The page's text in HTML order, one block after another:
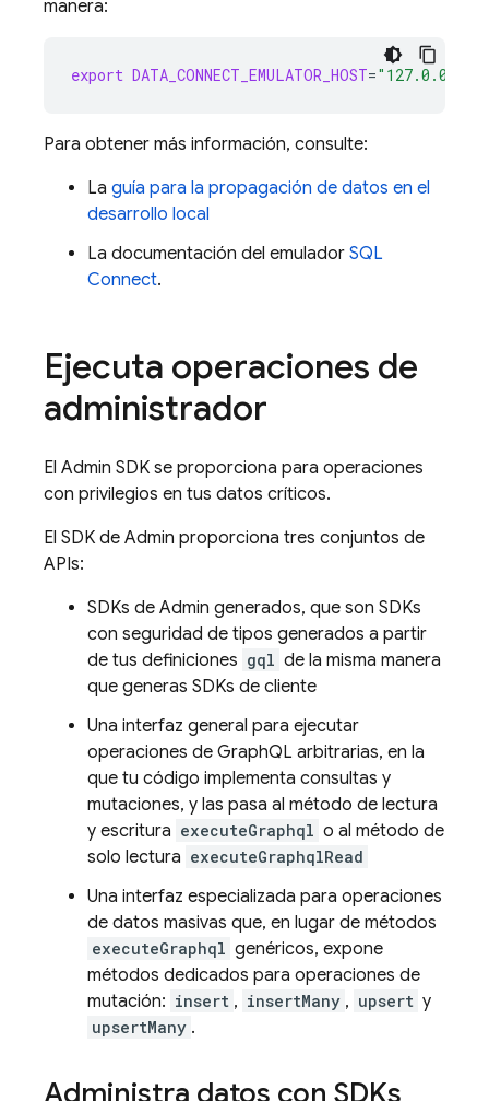
manera:
export DATA_CONNECT_EMULATOR_HOST=
Para obtener más información, consulte:
La guía para la propagación de datos en el
desarrollo local
La documentación del emulador SQL
Connect.
Ejecuta operaciones de
administrador
El Admin SDK se proporciona para operaciones
con privilegios en tus datos críticos.
El SDK de Admin proporciona tres conjuntos de
APIs:
SDKs de Admin generados, que son SDKs
con seguridad de tipos generados a partir
de tus definiciones gql de la misma manera
que generas SDKs de cliente
Una interfaz general para ejecutar
operaciones de GraphQL arbitrarias, en la
que tu código implementa consultas y
mutaciones, y las pasa al método de lectura
y escritura executeGraphql o al método de
solo lectura executeGraphqlRead
Una interfaz especializada para operaciones
de datos masivas que, en lugar de métodos
executeGraphql genéricos, expone
métodos dedicados para operaciones de
mutación: insert , insertMany , upsert y
upsertMany .
Administra datos con SDKs